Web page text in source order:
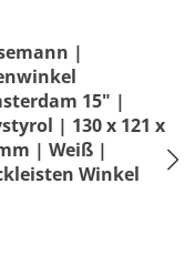
|
15" |
| 130 x 121 x
| Weiß |
Winkel